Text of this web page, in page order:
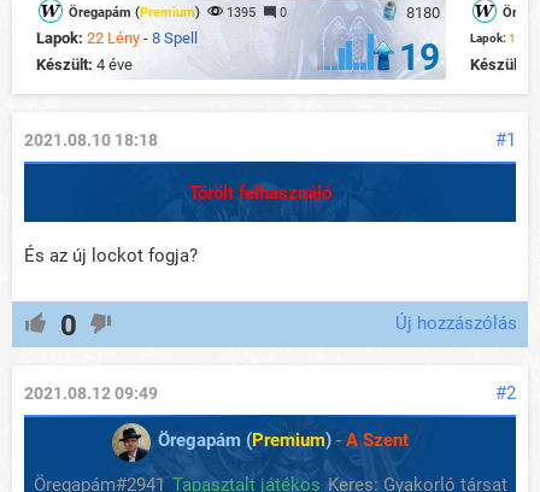
8180
Öregapám (Premium) 1395 0
Lapok: 22 Lény - 8 Spell
Készült: 4 éve 19 Lapok: 14
Készült:
#1
2021.08.10 18:18
Törölt felhasználó
És az új lockot fogja?
0 Új hozzászólás
#2
2021.08.12 09:49
Öregapám (Premium)- A Szent
Öregapám#2941 Tapasztalt játékos Keres: Gyakorló társat